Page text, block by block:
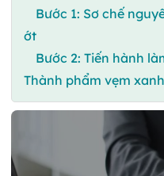
Bước 1: Sơ chế
ớt
Bước 2: Tiến hành
Thành phẩm vẹm